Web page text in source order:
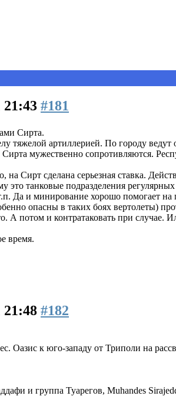
21:43 #181
Сирта.
тяжелой артиллерией. По городу
мужественно сопротивляются.
Сирт сделана серьезная ставка.
это танковые подразделения
Да и минирование хорошо помогает на
опасны в таких боях вертолеты)
А потом и контратаковать при случае.
время.
21:48 #182
к юго-западу от Триполи на
и группа Туарегов, Muhandes